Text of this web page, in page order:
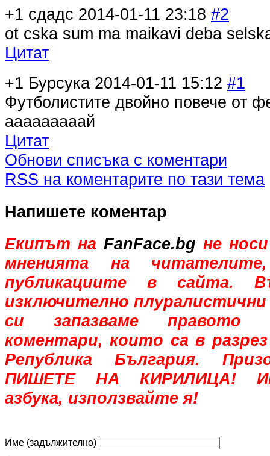
+1 сдадс 2014-01-11 23:18 #2
ot cska sum ma maikavi deba
Цитат
+1 Бурсука 2014-01-11 15:12 #1
Футболистите двойно повече от
ааааааааай
Цитат
Обнови списъка с коментари
RSS на коментарите по тази тема
Напишете коментар
Екипът на FanFace.bg не
мненията на
публикациите в сайта.
изключително
си запазваме правото
коментари, които са в
Република България.
ПИШЕТЕ НА КИРИЛИЦА!
азбука, използвайте я!
Име (задължително)